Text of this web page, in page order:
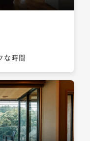
な時間